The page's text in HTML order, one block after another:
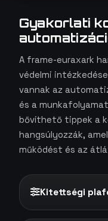
Gyakorlati
A frame-euraxark
védelmi
vannak az
és a
bővíthető tippek a
hangsúlyozzák,
működést és az
Kitettségi